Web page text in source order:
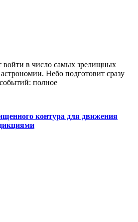
войти в число самых зрелищных
Небо подготовит сразу
полное
контура для движения